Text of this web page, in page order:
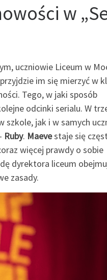
w
uczniowie Liceum w
im się mierzyć w
Tego, w jaki sposób
odcinki serialu. W
jak i w samych
Ruby. Maevestaje się
więcej prawdy o sobie
dyrektora liceum
zasady.